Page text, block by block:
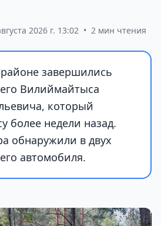
2026 г. 13:02 • 2 мин чтения
завершились
Вилиймайтыса
который
более недели назад.
обнаружили в двух
автомобиля.